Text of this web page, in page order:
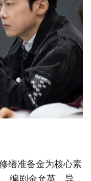
缮准备金为核心素
编剧金允英、导